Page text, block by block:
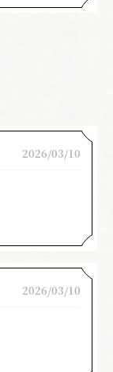
2026/03/10
2026/03/10